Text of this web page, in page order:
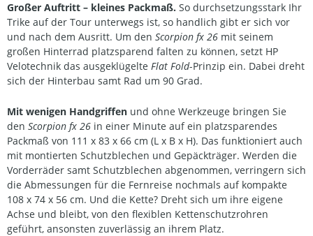
Großer Auftritt – kleines Packmaß. So durchsetzungsstark Ihr
Trike auf der Tour unterwegs ist, so handlich gibt er sich vor
und nach dem Ausritt. Um den Scorpion fx 26 mit seinem
großen Hinterrad platzsparend falten zu können, setzt HP
Velotechnik das ausgeklügelte Flat Fold-Prinzip ein. Dabei dreht
sich der Hinterbau samt Rad um 90 Grad.
Mit wenigen Handgriffen und ohne Werkzeuge bringen Sie
den Scorpion fx 26 in einer Minute auf ein platzsparendes
Packmaß von 111 x 83 x 66 cm (L x B x H). Das funktioniert auch
mit montierten Schutzblechen und Gepäckträger. Werden die
Vorderräder samt Schutzblechen abgenommen, verringern sich
die Abmessungen für die Fernreise nochmals auf kompakte
108 x 74 x 56 cm. Und die Kette? Dreht sich um ihre eigene
Achse und bleibt, von den flexiblen Kettenschutzrohren
geführt, ansonsten zuverlässig an ihrem Platz.